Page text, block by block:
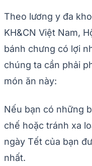
Theo lương y đa
KH&CN Việt Nam,
bánh chưng có lợi
chúng ta cần phải
món ăn này:
Nếu bạn có những
chế hoặc tránh xa
ngày Tết của bạn
nhất.